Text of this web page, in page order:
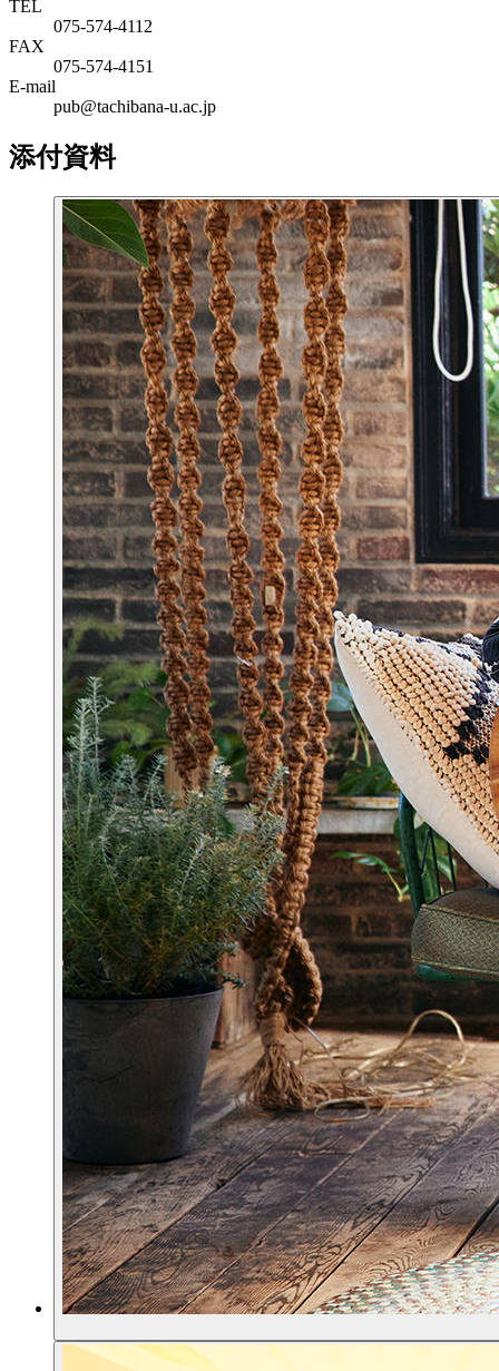
TEL
075-574-4112
FAX
075-574-4151
E-mail
pub@tachibana-u.ac.jp
添付資料